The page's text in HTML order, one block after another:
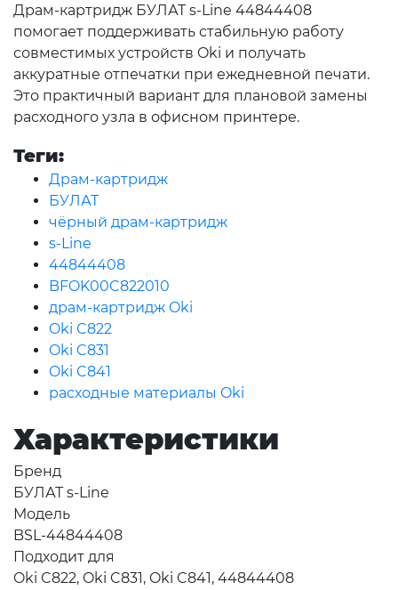
Драм-картридж БУЛАТ s-Line 44844408
помогает поддерживать стабильную работу
совместимых устройств Oki и получать
аккуратные отпечатки при ежедневной печати.
Это практичный вариант для плановой замены
расходного узла в офисном принтере.
Теги:
Драм-картридж
БУЛАТ
чёрный драм-картридж
s-Line
44844408
BFOK00C822010
драм-картридж Oki
Oki C822
Oki C831
Oki C841
расходные материалы Oki
Характеристики
Бренд
БУЛАТ s-Line
Модель
BSL-44844408
Подходит для
Oki C822, Oki C831, Oki C841, 44844408